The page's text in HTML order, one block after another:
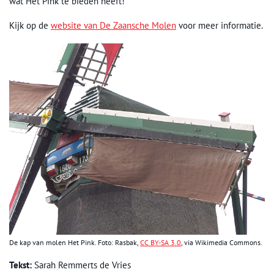
Kijk op de website van De Zaansche Molen voor meer informatie.
De kap van molen Het Pink. Foto: Rasbak, CC BY-SA 3.0, via Wikimedia Commons.
Tekst: Sarah Remmerts de Vries